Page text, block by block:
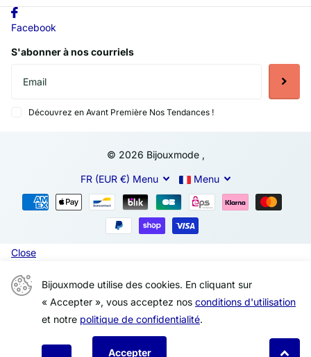
Facebook
S'abonner à nos courriels
Découvrez en Avant Première Nos Tendances !
© 2026 Bijouxmode ,
FR (EUR €) Menu Menu
Bijouxmode utilise des cookies. En cliquant sur
« Accepter », vous acceptez nos conditions d'utilisation
et notre politique de confidentialité.
Accepter
Close